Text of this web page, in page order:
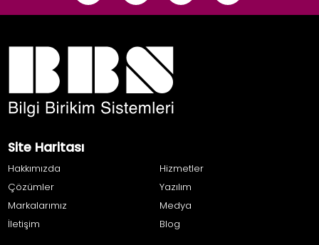
Site Haritası
Hakkımızda
Hizmetler
Çözümler
Yazılım
Markalarımız
Medya
İletişim
Blog